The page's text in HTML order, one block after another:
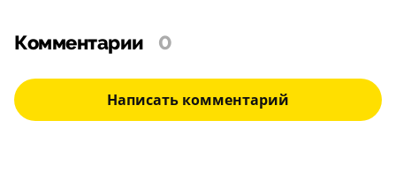
Комментарии 0
Написать комментарий